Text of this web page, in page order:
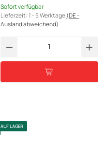
Sofort verfügbar
Lieferzeit:1 - 5 Werktage(DE -
Ausland abweichend)
AUF LAGER